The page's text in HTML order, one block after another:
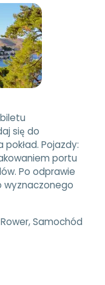
się do
Pojazdy:
portu
Po odprawie
wyznaczonego
Samochód